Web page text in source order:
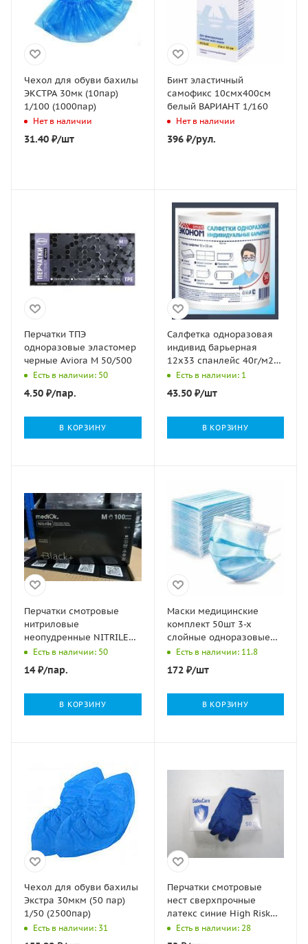
Чехол для обуви бахилы
ЭКСТРА 30мк (10пар)
1/100 (1000пар)
Нет в наличии
31.40 ₽/шт
Бинт эластичный
самофикс 10смх400см
белый ВАРИАНТ 1/160
Нет в наличии
396₽/рул.
Перчатки ТПЭ
одноразовые эластомер
черные Aviora M 50/500
Есть в наличии: 50
4.50 ₽/пар.
В КОРЗИНУ
Салфетка одноразовая
индивид барьерная
12х33 спанлейс 40г/м2
№ 50 рулон Эконом
Smart 1/24
Есть в наличии: 1
43.50₽/шт
В КОРЗИНУ
Перчатки смотровые
нитриловые
неопудренные NITRILE
PLUS Carbon черные M
50/500
Есть в наличии: 50
14₽/пар.
В КОРЗИНУ
Маски медицинские
комплект 50шт 3-х
слойные одноразовые
голубые СМЗ 1/50
Есть в наличии: 11.8
172₽/шт
В КОРЗИНУ
Чехол для обуви бахилы
Экстра 30мкм (50 пар)
1/50 (2500пар)
Есть в наличии: 31
Перчатки смотровые
нест сверхпрочные
латекс синие High Risk
Safe&Care DL 210 (1313)
Есть в наличии: 28